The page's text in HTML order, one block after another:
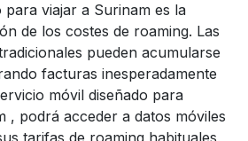
para viajar a Surinam es la
de los costes de roaming. Las
pueden acumularse
facturas inesperadamente
móvil diseñado para
, podrá acceder a datos móviles
tarifas de roaming habituales.